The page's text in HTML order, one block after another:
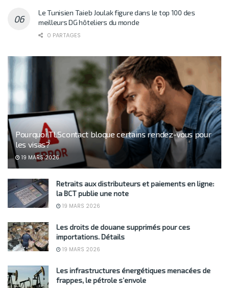
Le Tunisien Taieb Joulak figure dans le top 100 des
meilleurs DG hôteliers du monde
0 PARTAGES
Pourquoi TLScontact bloque certains rendez-vous pour
les visas?
19 MARS 2026
Retraits aux distributeurs et paiements en ligne:
la BCT publie une note
19 MARS 2026
Les droits de douane supprimés pour ces
importations. Détails
19 MARS 2026
Les infrastructures énergétiques menacées de
frappes, le pétrole s’envole